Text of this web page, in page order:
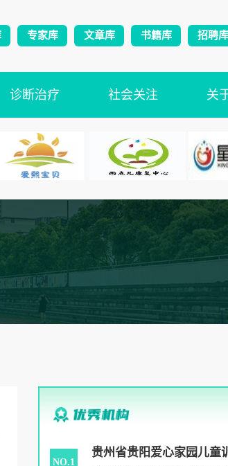
专家库 文章库 书籍库 招聘库
诊断治疗 社会关注 关
NO.1
贵州省贵阳爱心家园儿童